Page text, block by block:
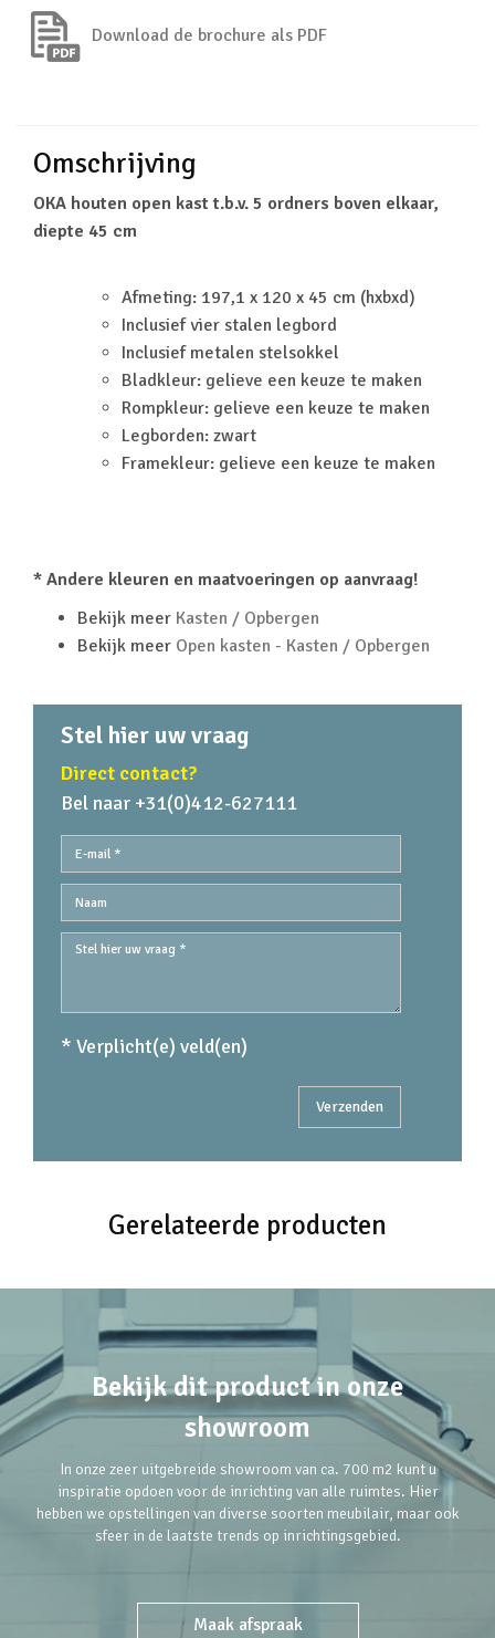
Download de brochure als PDF
Omschrijving
OKA houten open kast t.b.v. 5 ordners boven elkaar,
diepte 45 cm
Afmeting: 197,1 x 120 x 45 cm (hxbxd)
Inclusief vier stalen legbord
Inclusief metalen stelsokkel
Bladkleur: gelieve een keuze te maken
Rompkleur: gelieve een keuze te maken
Legborden: zwart
Framekleur: gelieve een keuze te maken
* Andere kleuren en maatvoeringen op aanvraag!
Bekijk meer Kasten / Opbergen
Bekijk meer Open kasten - Kasten / Opbergen
Stel hier uw vraag
Direct contact?
Bel naar +31(0)412-627111
* Verplicht(e) veld(en)
Gerelateerde producten
Bekijk dit product in onze
showroom
In onze zeer uitgebreide showroom van ca. 700 m2 kunt u
inspiratie opdoen voor de inrichting van alle ruimtes. Hier
hebben we opstellingen van diverse soorten meubilair, maar ook
sfeer in de laatste trends op inrichtingsgebied.
Maak afspraak